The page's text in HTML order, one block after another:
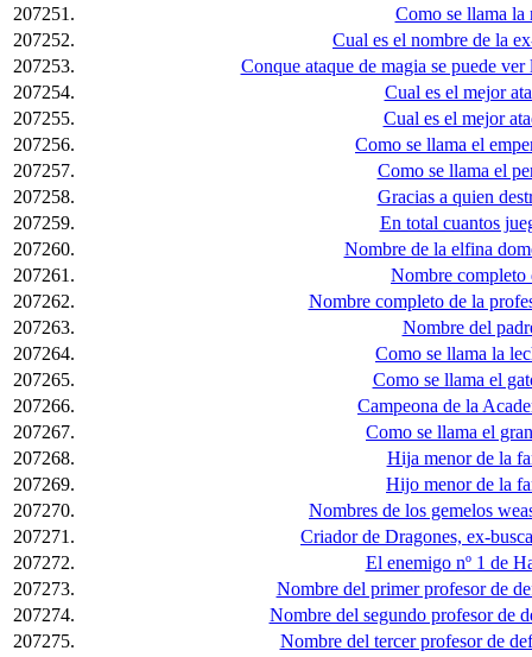
207251.
Como se llama la
207252.
Cual es el nombre de la
207253.
Conque ataque de magia se puede
207254.
Cual es el mejor
207255.
Cual es el mejor
207256.
Como se llama el
207257.
Como se llama el
207258.
Gracias a quien
207259.
En total cuantos
207260.
Nombre de la elfina
207261.
Nombre completo
207262.
Nombre completo de la
207263.
Nombre del
207264.
Como se llama la
207265.
Como se llama el
207266.
Campeona de la
207267.
Como se llama el
207268.
Hija menor de la
207269.
Hijo menor de la
207270.
Nombres de los gemelos
207271.
Criador de Dragones, ex-
207272.
El enemigo nº 1 de
207273.
Nombre del primer profesor de
207274.
Nombre del segundo profesor de
207275.
Nombre del tercer profesor de